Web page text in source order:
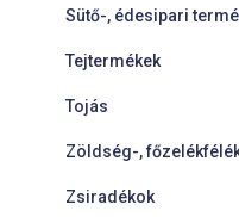
Sütő-, édesipari
Tejtermékek
Tojás
Zöldség-,
Zsiradékok